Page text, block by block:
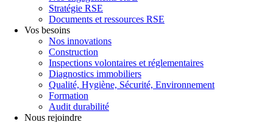
Stratégie RSE
Documents et ressources RSE
Vos besoins
Nos innovations
Construction
Inspections volontaires et réglementaires
Diagnostics immobiliers
Qualité, Hygiène, Sécurité, Environnement
Formation
Audit durabilité
Nous rejoindre